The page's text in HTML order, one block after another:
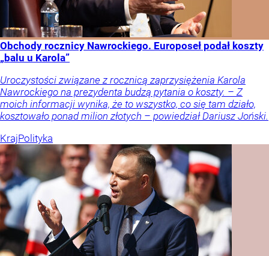
Obchody rocznicy Nawrockiego. Europoseł podał koszty
„balu u Karola”
Uroczystości związane z rocznicą zaprzysiężenia Karola
Nawrockiego na prezydenta budzą pytania o koszty. – Z
moich informacji wynika, że to wszystko, co się tam działo,
kosztowało ponad milion złotych – powiedział Dariusz Joński.
KrajPolityka